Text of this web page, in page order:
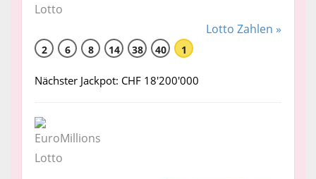
Lotto Zahlen »
2 6 8 14 38 40 1
Nächster Jackpot: CHF 18'200'000